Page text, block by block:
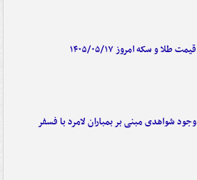
قیمت طلا و سکه امروز ۱۴۰۵/۰۵/۱۷
وجود شواهدی مبنی بر بمباران لامرد با فسفر